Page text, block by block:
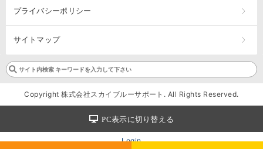
プライバシーポリシー
サイトマップ
Copyright 株式会社スカイブルーサポート. All Rights Reserved.
PC表示に切り替える
Login